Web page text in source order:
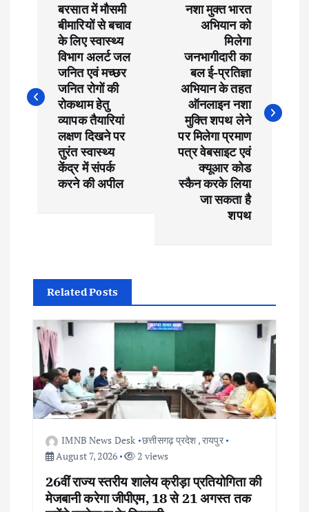
t
a
o
बरसात में मौसमी
बीमारियों से बचाव
के लिए स्वास्थ्य
विभाग अलर्ट जल
जनित एवं मच्छर
जनित रोगों की
रोकथाम हेतु
व्यापक तैयारियां
लक्षण दिखने पर
तुरंत स्वास्थ्य
केंद्र में संपर्क
करने की अपील
नशा मुक्त भारत
अभियान को
मिलेगा
जनभागीदारी का
बल ई-प्रतिज्ञा
अभियान के तहत
ऑनलाइन नशा
मुक्ति शपथ लेने
पर मिलेगा प्रमाण
पत्र वेबसाइट एवं
क्यूआर कोड
स्कैन करके लिया
जा सकता है
शपथ
Related Posts
IMNB News Desk छत्तीसगढ़ प्रदेश ,रायपुर
August 7, 2026
2 views
26वीं राज्य स्तरीय शालेय क्रीड़ा प्रतियोगिता की
मेजबानी करेगा जीपीएम, 18 से 21 अगस्त तक